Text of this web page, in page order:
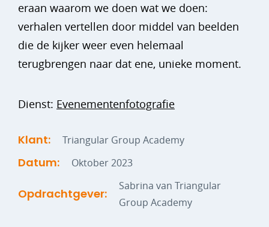
eraan waarom we doen wat we doen:
verhalen vertellen door middel van beelden
die de kijker weer even helemaal
terugbrengen naar dat ene, unieke moment.
Dienst: Evenementenfotografie
Klant: Triangular Group Academy
Datum: Oktober 2023
Opdrachtgever:
Sabrina van Triangular
Group Academy